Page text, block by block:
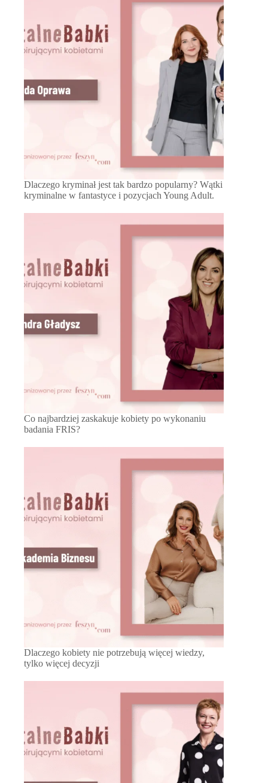
Dlaczego kryminał jest tak bardzo popularny? Wątki
kryminalne w fantastyce i pozycjach Young Adult.
Co najbardziej zaskakuje kobiety po wykonaniu
badania FRIS?
Dlaczego kobiety nie potrzebują więcej wiedzy,
tylko więcej decyzji